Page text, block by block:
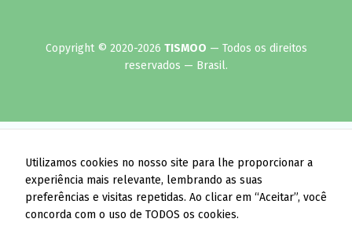
Copyright © 2020-2026 TISMOO — Todos os direitos
reservados — Brasil.
Utilizamos cookies no nosso site para lhe proporcionar a
experiência mais relevante, lembrando as suas
preferências e visitas repetidas. Ao clicar em “Aceitar”, você
concorda com o uso de TODOS os cookies.